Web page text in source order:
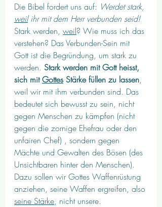
Die Bibel fordert uns auf: Werdet stark,
weil ihr mit dem Herr verbunden seid!
Stark werden, weil? Wie muss ich das
verstehen? Das Verbunden-Sein mit
Gott ist die Begründung, um stark zu
werden. Stark werden mit Gott heisst,
sich mit Gottes Stärke füllen zu lassen,
weil wir mit ihm verbunden sind. Das
bedeutet sich bewusst zu sein, nicht
gegen Menschen zu kämpfen (nicht
gegen die zornige Ehefrau oder den
unfairen Chef) , sondern gegen
Mächte und Gewalten des Bösen (des
Unsichtbaren hinter den Menschen).
Dazu sollen wir Gottes Waffenrüstung
anziehen, seine Waffen ergreifen, also
seine Stärke, nicht unsere.